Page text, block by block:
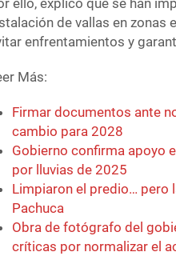
ello, explicó que se han
de vallas en
enfrentamientos y
Más:
Firmar documentos ante
cambio para 2028
Gobierno confirma apoyo
por lluvias de 2025
Limpiaron el predio… pero
Pachuca
Obra de fotógrafo del
críticas por normalizar el